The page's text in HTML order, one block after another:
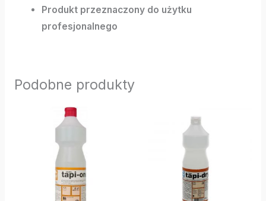
Produkt przeznaczony do użytku
profesjonalnego
Podobne produkty